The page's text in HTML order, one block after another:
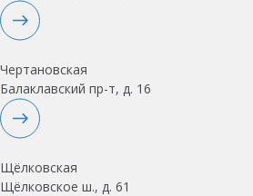
Чертановская
Балаклавский пр-т, д. 16
Щёлковская
Щёлковское ш., д. 61